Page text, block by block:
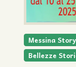
Messina Story
Bellezze